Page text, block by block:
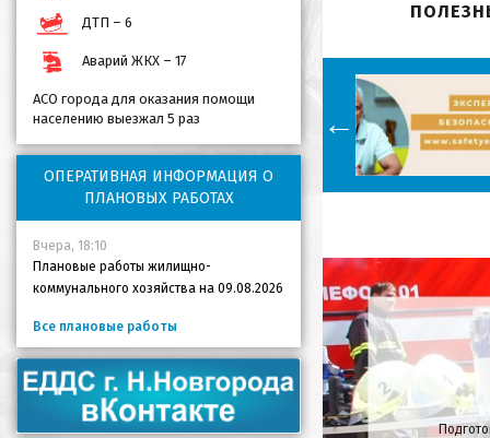
ДТП – 6
Аварий ЖКХ – 17
АСО города для оказания помощи
населению выезжал 5 раз
ОПЕРАТИВНАЯ ИНФОРМАЦИЯ О
ПЛАНОВЫХ РАБОТАХ
Вчера, 18:10
Плановые работы жилищно-
коммунального хозяйства на 09.08.2026
Все плановые работы
←